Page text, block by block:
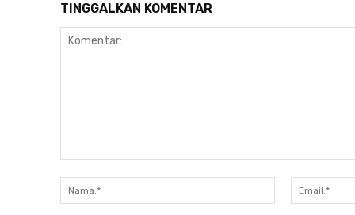
TINGGALKAN KOMENTAR
Nama:*